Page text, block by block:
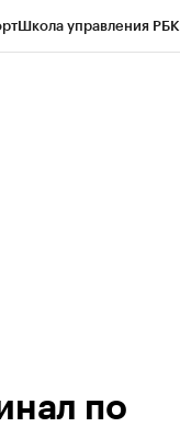
Школа управления РБК
по